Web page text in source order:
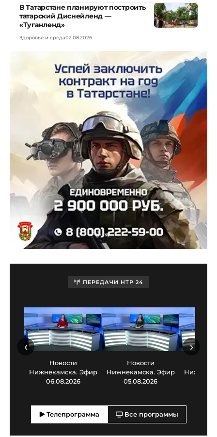
В Татарстане планируют построить
татарский Диснейленд —
«Туганленд»
Здоровье и среда02.08.2026
ПЕРЕДАЧИ НТР 24
Новости
Нижнекамска. Эфир
06.08.2026
Новости
Нижнекамска. Эфир
05.08.2026
‹ ›
Телепрограмма Все программы